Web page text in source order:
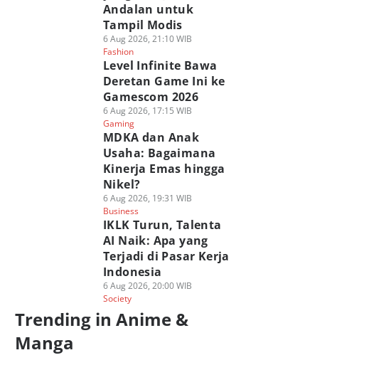
Andalan untuk
Tampil Modis
6 Aug 2026, 21:10 WIB
Fashion
Level Infinite Bawa
Deretan Game Ini ke
Gamescom 2026
6 Aug 2026, 17:15 WIB
Gaming
MDKA dan Anak
Usaha: Bagaimana
Kinerja Emas hingga
Nikel?
6 Aug 2026, 19:31 WIB
Business
IKLK Turun, Talenta
AI Naik: Apa yang
Terjadi di Pasar Kerja
Indonesia
6 Aug 2026, 20:00 WIB
Society
Trending in Anime &
Manga